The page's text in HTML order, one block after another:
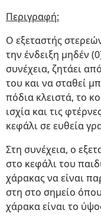
Περιγραφή:
Ο εξεταστής
την ένδειξη μηδέν
συνέχεια, ζητάει
του και να σταθεί
πόδια κλειστά, το
ισχία και τις
κεφάλι σε ευθεία
Στη συνέχεια, ο
στο κεφάλι του
χάρακας να είναι
στη στο σημείο
χάρακα είναι το